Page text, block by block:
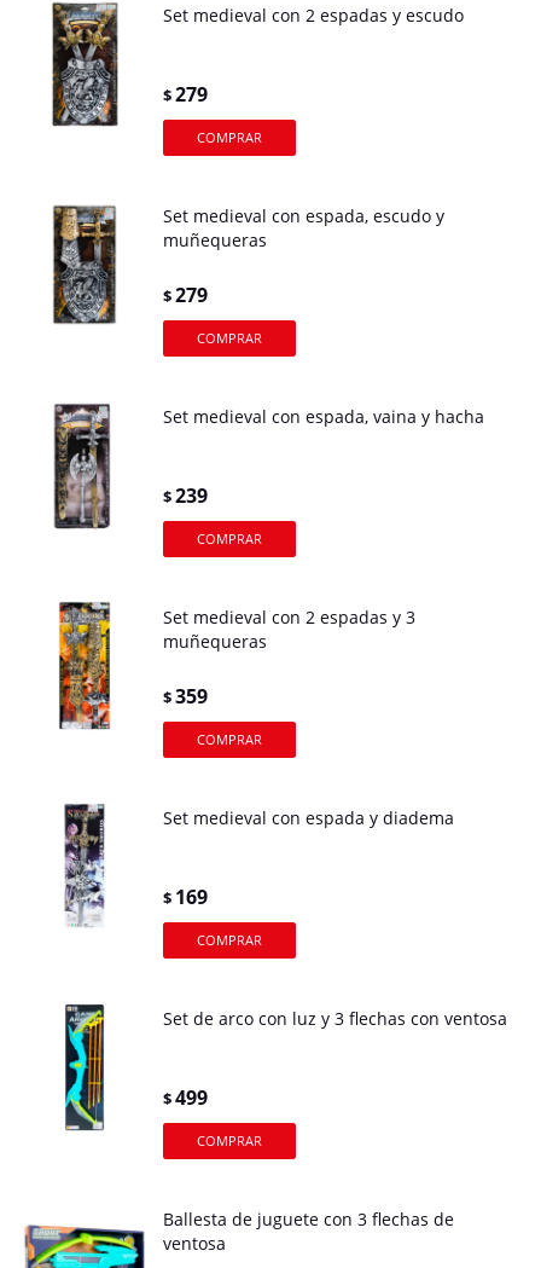
Set medieval con 2 espadas y escudo
$279
Set medieval con espada, escudo y
muñequeras
$279
Set medieval con espada, vaina y hacha
$239
Set medieval con 2 espadas y 3
muñequeras
$359
Set medieval con espada y diadema
$ 169
Set de arco con luz y 3 flechas con ventosa
$499
Ballesta de juguete con 3 flechas de
ventosa